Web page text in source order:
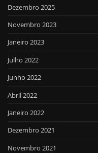
Dezembro 2025
Novembro 2023
Janeiro 2023
Julho 2022
Junho 2022
Abril 2022
Janeiro 2022
Dezembro 2021
Novembro 2021